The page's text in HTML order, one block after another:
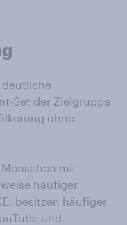
deutliche
Set der Zielgruppe
ohne
mit
häufiger
besitzen häufiger
und